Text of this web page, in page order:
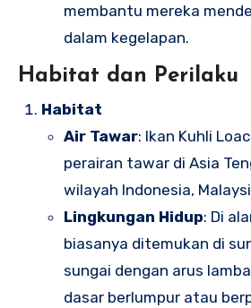
membantu mereka
dalam kegelapan.
Habitat dan Perilaku
Habitat
Air Tawar: Ikan Kuhli
perairan tawar di Asia
wilayah Indonesia,
Lingkungan Hidup: Di
biasanya ditemukan di
sungai dengan arus
dasar berlumpur atau